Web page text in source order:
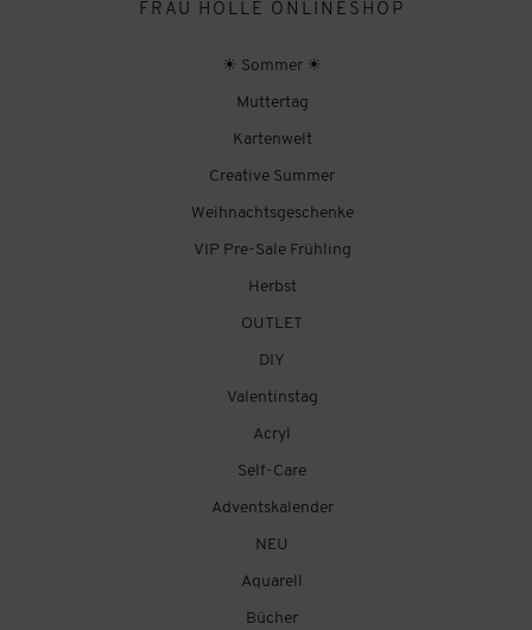
FRAU HÖLLE ONLINESHOP
☀ Sommer ☀
Muttertag
Kartenwelt
Creative Summer
Weihnachtsgeschenke
VIP Pre-Sale Frühling
Herbst
OUTLET
DIY
Valentinstag
Acryl
Self-Care
Adventskalender
NEU
Aquarell
Bücher